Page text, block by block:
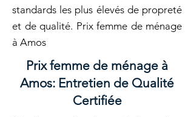
standards les plus élevés de propreté
et de qualité. Prix femme de ménage
à Amos
Prix femme de ménage à
Amos: Entretien de Qualité
Certifiée